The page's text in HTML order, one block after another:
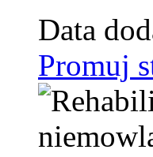
Data
Promuj